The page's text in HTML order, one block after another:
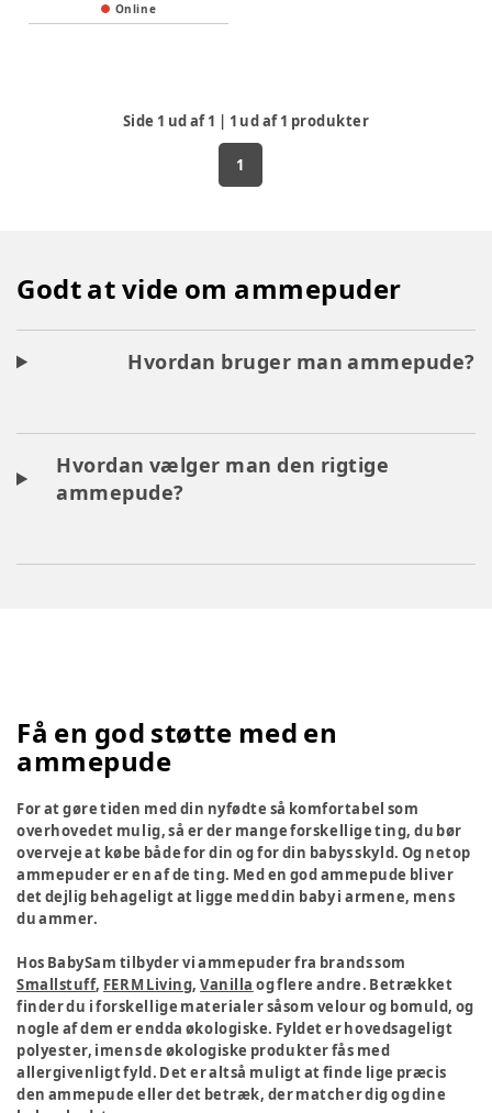
Online
Side 1 ud af1 | 1 ud af1 produkter
1
Godt at vide om ammepuder
Hvordan bruger man ammepude?
Hvordan vælger man den rigtige
ammepude?
Få en god støtte med en
ammepude
For at gøre tiden med din nyfødte så komfortabel som
overhovedet mulig, så er der mange forskellige ting, du bør
overveje at købe både for din og for din babys skyld. Og netop
ammepuder er en af de ting. Med en god ammepude bliver
det dejlig behageligt at ligge med din baby i armene, mens
du ammer.
Hos BabySam tilbyder vi ammepuder fra brands som
Smallstuff, FERM Living,Vanilla og flere andre. Betrækket
finder du i forskellige materialer såsom velour og bomuld, og
nogle af dem er endda økologiske. Fyldet er hovedsageligt
polyester, imens de økologiske produkter fås med
allergivenligt fyld. Det er altså muligt at finde lige præcis
den ammepude eller det betræk, der matcher dig og dine